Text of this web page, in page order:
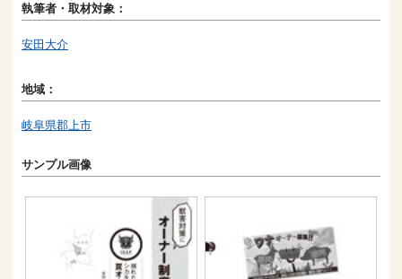
執筆者・取材対象：
安田大介
地域：
岐阜県郡上市
サンプル画像